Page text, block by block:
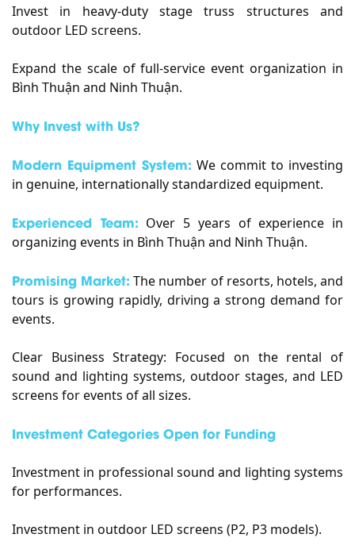
Invest in heavy-duty stage truss structures and
outdoor LED screens.
Expand the scale of full-service event organization in
Bình Thuận and Ninh Thuận.
Why Invest with Us?
Modern Equipment System: We commit to investing
in genuine, internationally standardized equipment.
Experienced Team: Over 5 years of experience in
organizing events in Bình Thuận and Ninh Thuận.
Promising Market: The number of resorts, hotels, and
tours is growing rapidly, driving a strong demand for
events.
Clear Business Strategy: Focused on the rental of
sound and lighting systems, outdoor stages, and LED
screens for events of all sizes.
Investment Categories Open for Funding
Investment in professional sound and lighting systems
for performances.
Investment in outdoor LED screens (P2, P3 models).